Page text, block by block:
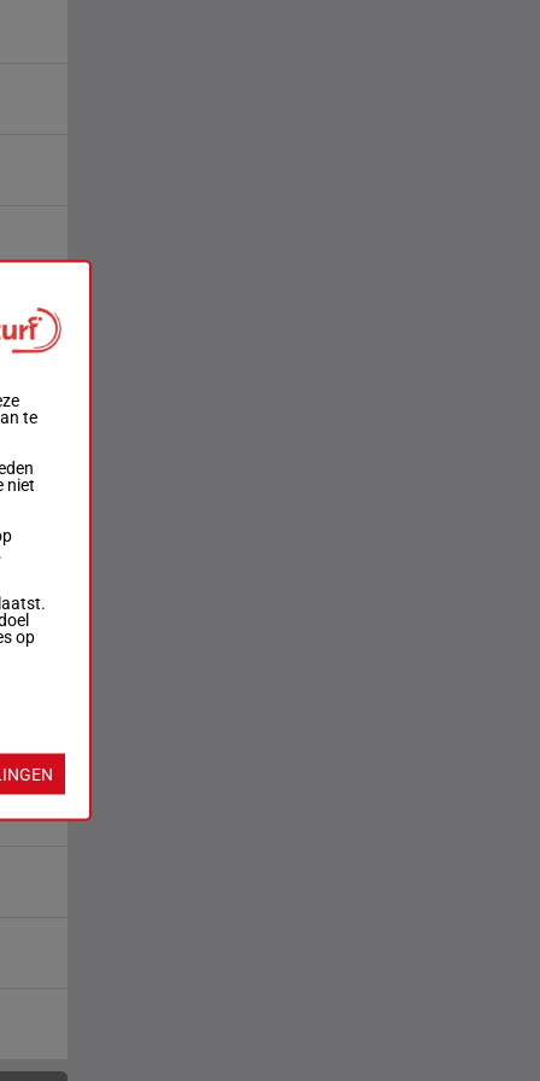
te
niet
op